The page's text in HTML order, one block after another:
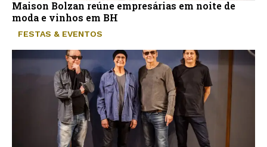
Maison Bolzan reúne empresárias em noite de
moda e vinhos em BH
FESTAS & EVENTOS